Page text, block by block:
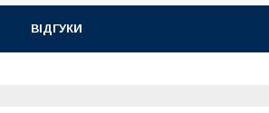
ВІДГУКИ